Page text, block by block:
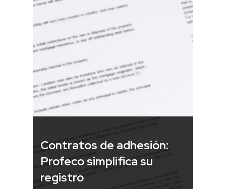
Contratos de adhesión:
Profeco simplifica su
registro